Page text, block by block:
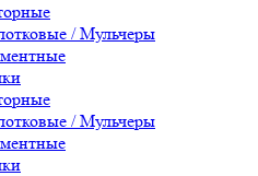
/ Мульчеры
/ Мульчеры